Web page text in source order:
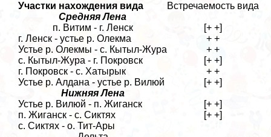
Участки нахождения вида
Встречаемость вида
Средняя Лена
п. Витим - г. Ленск
[+ +]
г. Ленск - устье р. Олекма
+ +
Устье р. Олекмы - с. Кытыл-Жура
+ +
с. Кытыл-Жура - г. Покровск
[+ +]
г. Покровск - с. Хатырык
+ +
Устье р. Алдана - устье р. Вилюй
[+ +]
Нижняя Лена
Устье р. Вилюй - п. Жиганск
[+ +]
п. Жиганск - с. Сиктях
[+ +]
с. Сиктях - о. Тит-Ары